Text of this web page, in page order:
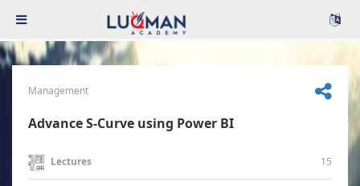
Management
Advance S-Curve using Power BI
Lectures 15